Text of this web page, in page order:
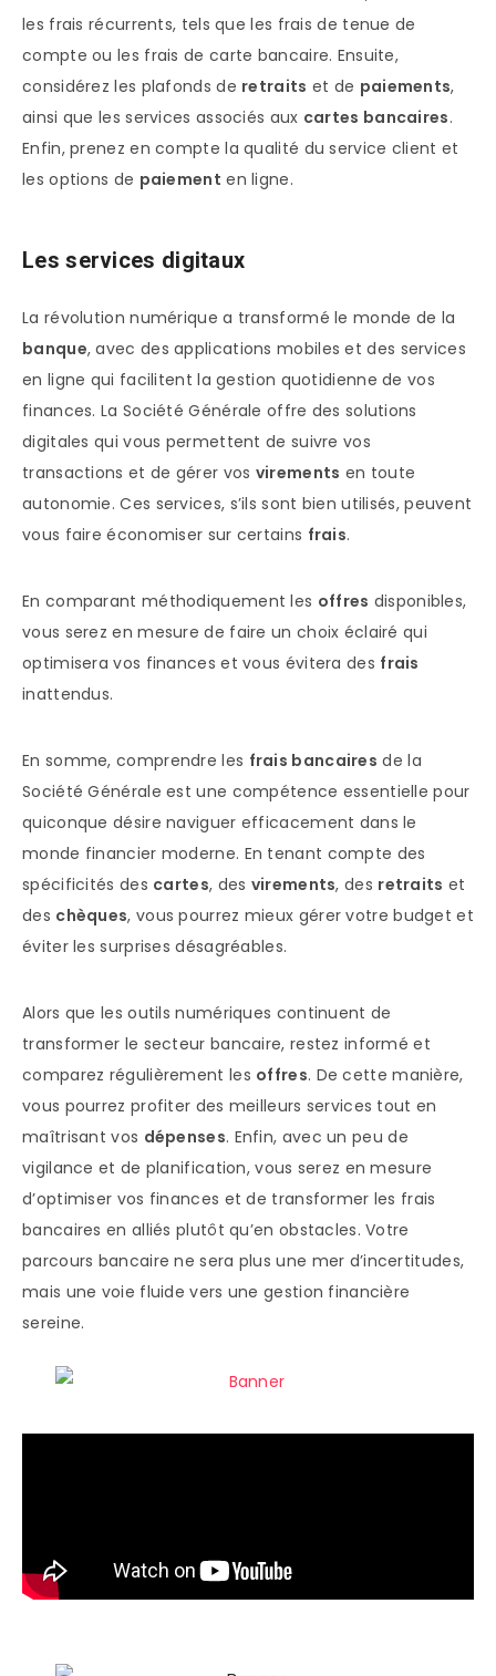
les frais récurrents, tels que les frais de tenue de
compte ou les frais de carte bancaire. Ensuite,
considérez les plafonds de retraits et de paiements,
ainsi que les services associés aux cartes bancaires.
Enfin, prenez en compte la qualité du service client et
les options de paiement en ligne.
Les services digitaux
La révolution numérique a transformé le monde de la
banque, avec des applications mobiles et des services
en ligne qui facilitent la gestion quotidienne de vos
finances. La Société Générale offre des solutions
digitales qui vous permettent de suivre vos
transactions et de gérer vos virements en toute
autonomie. Ces services, s’ils sont bien utilisés, peuvent
vous faire économiser sur certains frais.
En comparant méthodiquement les offres disponibles,
vous serez en mesure de faire un choix éclairé qui
optimisera vos finances et vous évitera des frais
inattendus.
En somme, comprendre les frais bancaires de la
Société Générale est une compétence essentielle pour
quiconque désire naviguer efficacement dans le
monde financier moderne. En tenant compte des
spécificités des cartes, des virements, des retraits et
des chèques, vous pourrez mieux gérer votre budget et
éviter les surprises désagréables.
Alors que les outils numériques continuent de
transformer le secteur bancaire, restez informé et
comparez régulièrement les offres. De cette manière,
vous pourrez profiter des meilleurs services tout en
maîtrisant vos dépenses. Enfin, avec un peu de
vigilance et de planification, vous serez en mesure
d’optimiser vos finances et de transformer les frais
bancaires en alliés plutôt qu’en obstacles. Votre
parcours bancaire ne sera plus une mer d’incertitudes,
mais une voie fluide vers une gestion financière
sereine.